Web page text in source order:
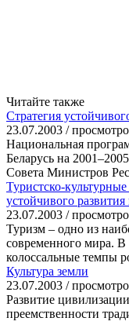
Читайте также
Стратегия
23.07.2003 /
Национальная
Беларусь на
Совета Министров
Туристско-
устойчивого
23.07.2003 /
Туризм – одно из
современного мира. В
колоссальные темпы
Культура земли
23.07.2003 /
Развитие
преемственности